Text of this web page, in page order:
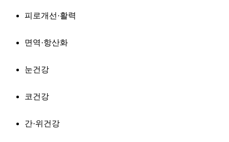
피로개선·활력
면역·항산화
눈건강
코건강
간·위건강